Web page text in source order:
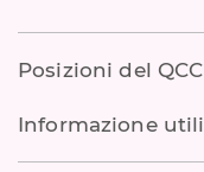
Footer
Posizioni del QCC
Informazione utili